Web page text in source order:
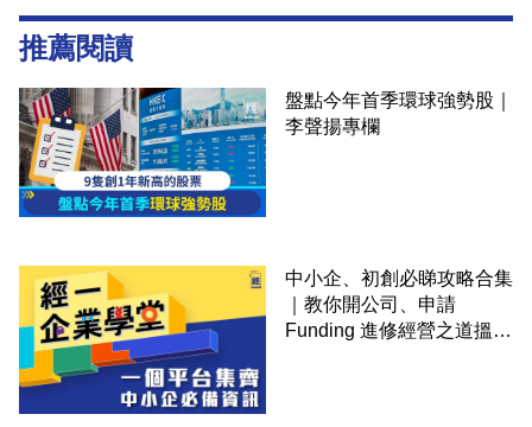
推薦閱讀
盤點今年首季環球強勢股｜
李聲揚專欄
中小企、初創必睇攻略合集
｜教你開公司、申請
Funding 進修經營之道搵大